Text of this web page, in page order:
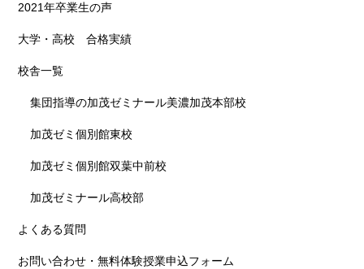
2021年卒業生の声
大学・高校 合格実績
校舎一覧
集団指導の加茂ゼミナール美濃加茂本部校
加茂ゼミ個別館東校
加茂ゼミ個別館双葉中前校
加茂ゼミナール高校部
よくある質問
お問い合わせ・無料体験授業申込フォーム